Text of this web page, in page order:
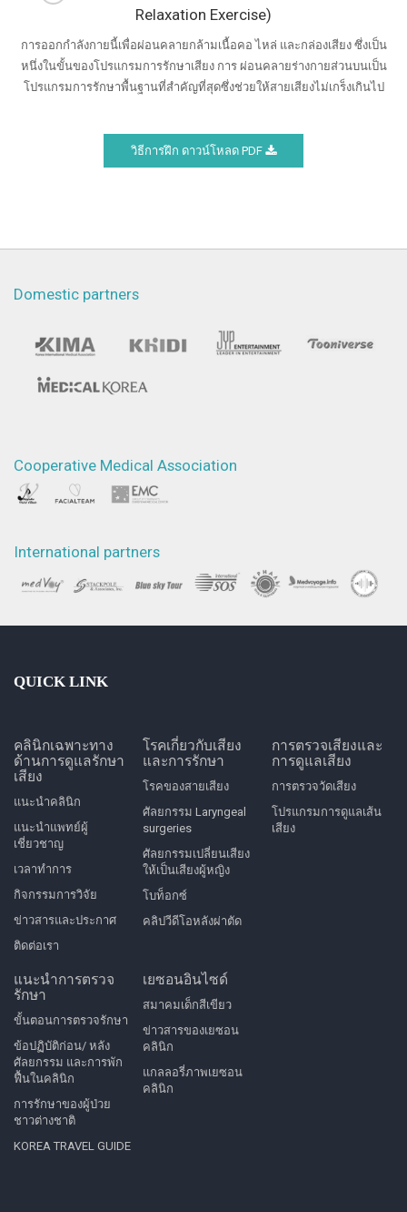
Relaxation Exercise)
การออกกำลังกายนี้เพื่อผ่อนคลายกล้ามเนื้อคอ ไหล่ และกล่องเสียง ซึ่งเป็น
หนึ่งในขั้นของโปรแกรมการรักษาเสียง การ ผ่อนคลายร่างกายส่วนบนเป็น
โปรแกรมการรักษาพื้นฐานที่สำคัญที่สุดซึ่งช่วยให้สายเสียงไม่เกร็งเกินไป
วิธีการฝึก ดาวน์โหลด PDF
Domestic partners
Cooperative Medical Association
International partners
QUICK LINK
คลินิกเฉพาะทาง
ด้านการดูแลรักษา
เสียง
แนะนำคลินิก
แนะนำแพทย์ผู้
เชี่ยวชาญ
เวลาทำการ
กิจกรรมการวิจัย
ข่าวสารและประกาศ
ติดต่อเรา
โรคเกี่ยวกับเสียง
และการรักษา
โรคของสายเสียง
ศัลยกรรม Laryngeal
surgeries
ศัลยกรรมเปลี่ยนเสียง
ให้เป็นเสียงผู้หญิง
โบท็อกซ์
คลิปวีดีโอหลังผ่าตัด
การตรวจเสียงและ
การดูแลเสียง
การตรวจวัดเสียง
โปรแกรมการดูแลเส้น
เสียง
แนะนำการตรวจ
รักษา
ขั้นตอนการตรวจรักษา
ข้อปฏิบัติก่อน/ หลัง
ศัลยกรรม และการพัก
ฟื้นในคลินิก
การรักษาของผู้ป่วย
ชาวต่างชาติ
KOREA TRAVEL GUIDE
เยซอนอินไซด์
สมาคมเด็กสีเขียว
ข่าวสารของเยซอน
คลินิก
แกลลอรี่ภาพเยซอน
คลินิก